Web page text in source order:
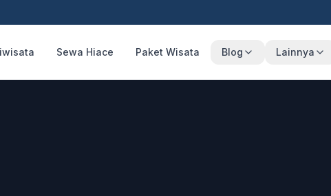
Sewa Hiace Paket Wisata Blog Lainnya